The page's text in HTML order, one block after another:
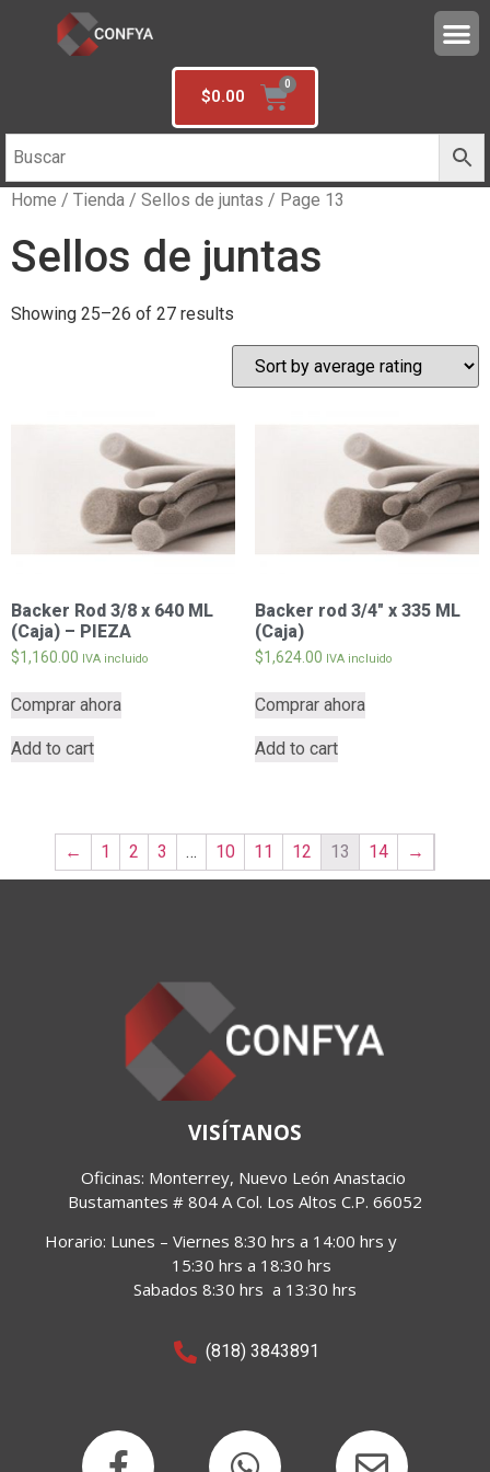
$0.00
Home / Tienda / Sellos de juntas / Page 13
Sellos de juntas
Showing 25–26 of 27 results
Backer Rod 3/8 x 640 ML
(Caja) – PIEZA
$1,160.00 IVA incluido
Comprar ahora
Add to cart
Backer rod 3/4″ x 335 ML
(Caja)
$1,624.00 IVA incluido
Comprar ahora
Add to cart
← 1 2 3 … 10 11 12 13 14 →
VISÍTANOS
Oficinas: Monterrey, Nuevo León Anastacio
Bustamantes # 804 A Col. Los Altos C.P. 66052
Horario: Lunes – Viernes 8:30 hrs a 14:00 hrs y
15:30 hrs a 18:30 hrs
Sabados 8:30 hrs a 13:30 hrs
(818) 3843891